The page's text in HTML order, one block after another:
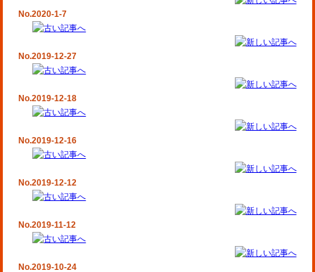
No.2020-1-7
No.2019-12-27
No.2019-12-18
No.2019-12-16
No.2019-12-12
No.2019-11-12
No.2019-10-24